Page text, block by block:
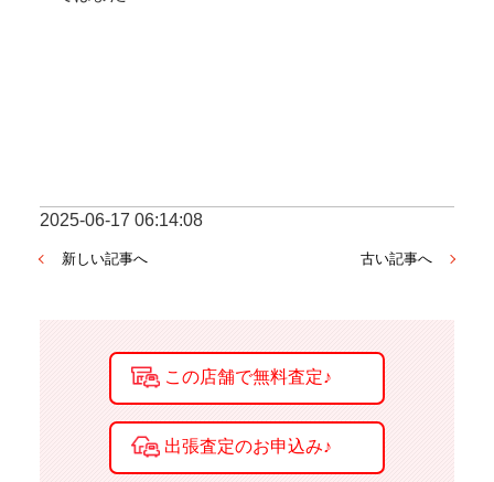
2025-06-17 06:14:08
新しい記事へ 古い記事へ